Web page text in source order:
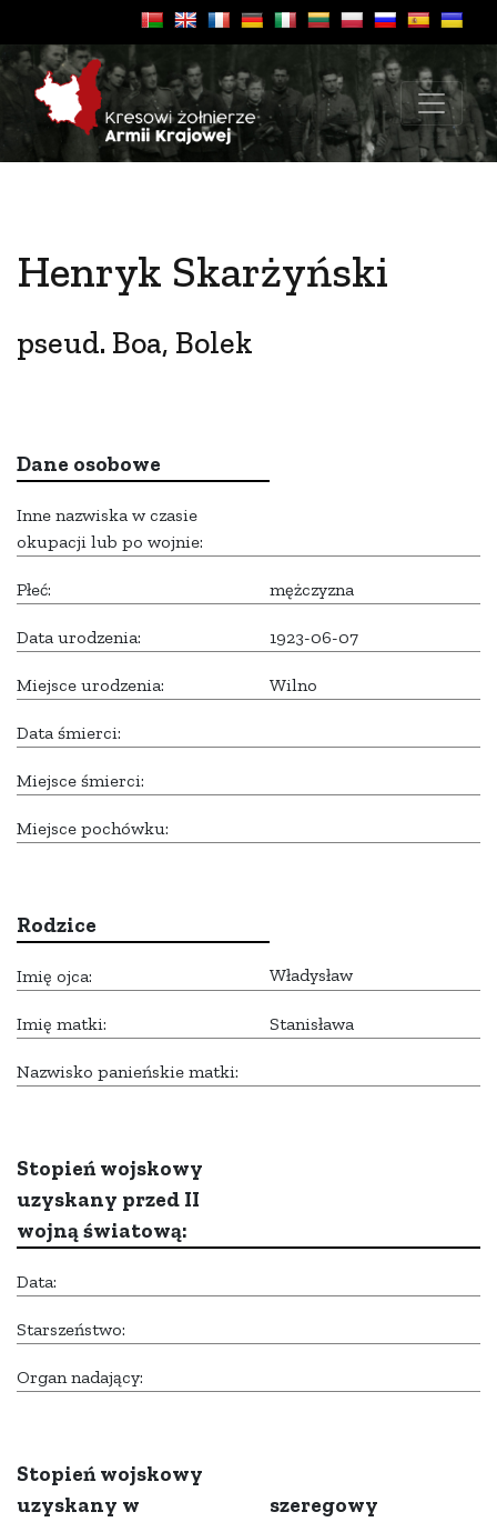
Henryk Skarżyński
pseud. Boa, Bolek
Dane osobowe
Inne nazwiska w czasie
okupacji lub po wojnie:
Płeć: mężczyzna
Data urodzenia: 1923-06-07
Miejsce urodzenia: Wilno
Data śmierci:
Miejsce śmierci:
Miejsce pochówku:
Rodzice
Imię ojca: Władysław
Imię matki: Stanisława
Nazwisko panieńskie matki:
Stopień wojskowy
uzyskany przed II
wojną światową:
Data:
Starszeństwo:
Organ nadający:
Stopień wojskowy
uzyskany w
szeregowy